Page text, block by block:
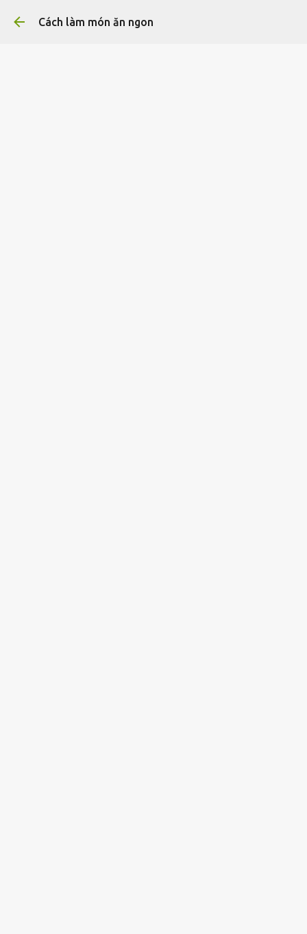
Cách làm món ăn ngon